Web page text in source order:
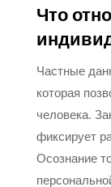
Что
Частные
которая
человека.
фиксирует
Осознание